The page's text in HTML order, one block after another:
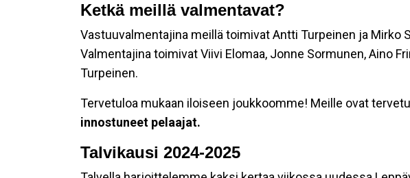
Ketkä meillä valmentavat?
Vastuuvalmentajina meillä toimivat Antti Turpeinen ja Mirko
Valmentajina toimivat Viivi Elomaa, Jonne Sormunen, Aino
Turpeinen.
Tervetuloa mukaan iloiseen joukkoomme! Meille ovat
innostuneet pelaajat.
Talvikausi 2024-2025